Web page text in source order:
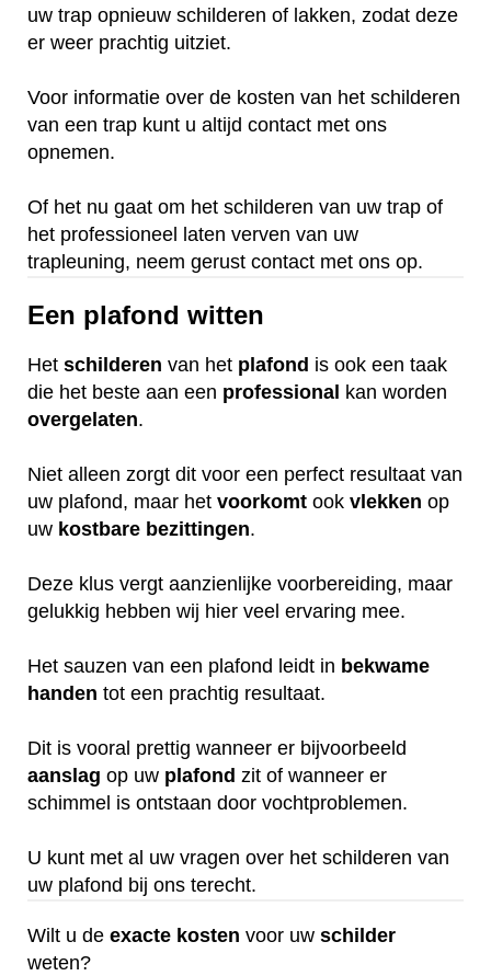
uw trap opnieuw schilderen of lakken, zodat deze
er weer prachtig uitziet.
Voor informatie over de kosten van het schilderen
van een trap kunt u altijd contact met ons
opnemen.
Of het nu gaat om het schilderen van uw trap of
het professioneel laten verven van uw
trapleuning, neem gerust contact met ons op.
Een plafond witten
Het schilderen van het plafond is ook een taak
die het beste aan een professional kan worden
overgelaten.
Niet alleen zorgt dit voor een perfect resultaat van
uw plafond, maar het voorkomt ook vlekken op
uw kostbare bezittingen.
Deze klus vergt aanzienlijke voorbereiding, maar
gelukkig hebben wij hier veel ervaring mee.
Het sauzen van een plafond leidt in bekwame
handen tot een prachtig resultaat.
Dit is vooral prettig wanneer er bijvoorbeeld
aanslag op uw plafond zit of wanneer er
schimmel is ontstaan door vochtproblemen.
U kunt met al uw vragen over het schilderen van
uw plafond bij ons terecht.
Wilt u de exacte kosten voor uw schilder
weten?